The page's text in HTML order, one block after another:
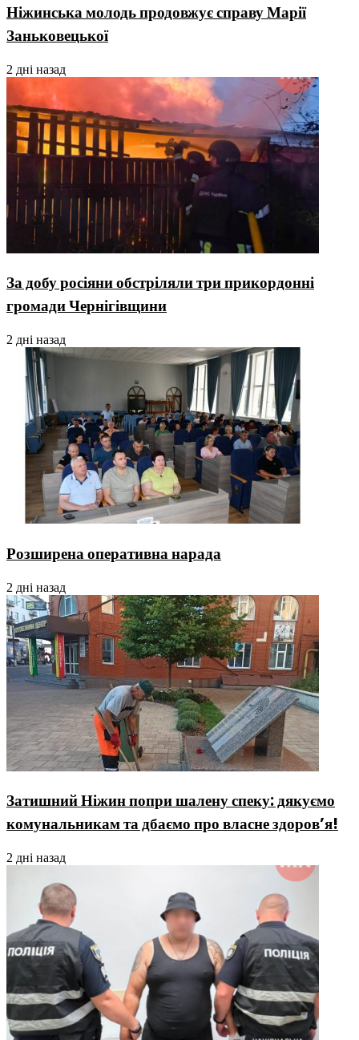
Ніжинська молодь продовжує справу Марії
Заньковецької
2 дні назад
За добу росіяни обстріляли три прикордонні
громади Чернігівщини
2 дні назад
Розширена оперативна нарада
2 дні назад
Затишний Ніжин попри шалену спеку: дякуємо
комунальникам та дбаємо про власне здоров’я!
2 дні назад